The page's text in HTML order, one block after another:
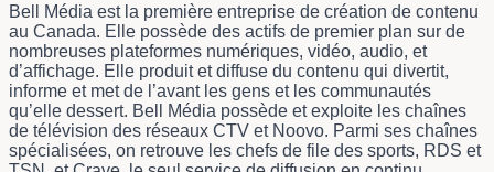
Bell Média est la première entreprise de création de contenu
au Canada. Elle possède des actifs de premier plan sur de
nombreuses plateformes numériques, vidéo, audio, et
d’affichage. Elle produit et diffuse du contenu qui divertit,
informe et met de l’avant les gens et les communautés
qu’elle dessert. Bell Média possède et exploite les chaînes
de télévision des réseaux CTV et Noovo. Parmi ses chaînes
spécialisées, on retrouve les chefs de file des sports, RDS et